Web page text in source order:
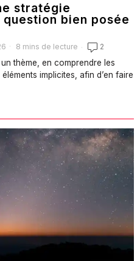
stratégie
bien posée
8 mins de lecture 2
thème, en comprendre les
implicites, afin d’en faire